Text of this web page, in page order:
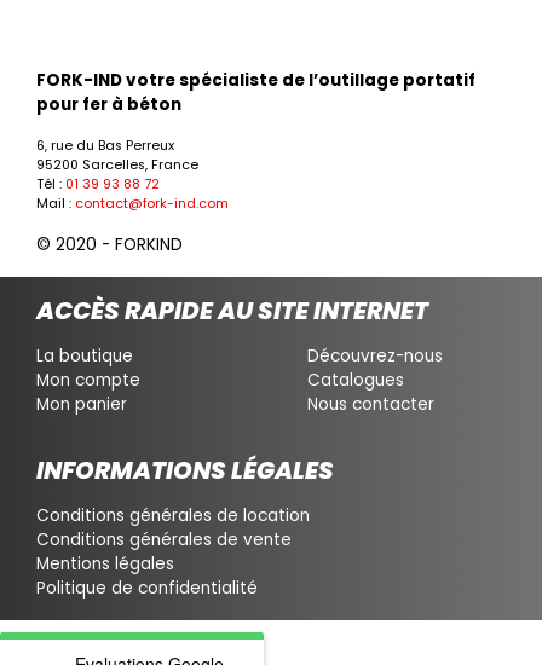
FORK-IND votre spécialiste de l’outillage portatif
pour fer à béton
6, rue du Bas Perreux
95200 Sarcelles, France
Tél : 01 39 93 88 72
Mail : contact@fork-ind.com
© 2020 - FORKIND
ACCÈS RAPIDE AU SITE INTERNET
La boutique
Mon compte
Mon panier
Découvrez-nous
Catalogues
Nous contacter
INFORMATIONS LÉGALES
Conditions générales de location
Conditions générales de vente
Mentions légales
Politique de confidentialité